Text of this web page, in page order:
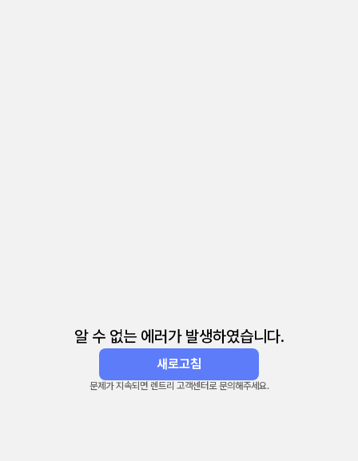
알 수 없는 에러가 발생하였습니다.
새로고침
문제가 지속되면 렌트리 고객센터로 문의해주세요.